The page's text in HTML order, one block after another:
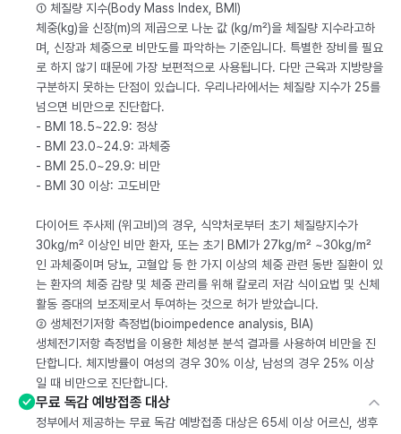
① 체질량 지수(Body Mass Index, BMI)
체중(kg)을 신장(m)의 제곱으로 나눈 값 (kg/m²)을 체질량 지수라고하
며, 신장과 체중으로 비만도를 파악하는 기준입니다. 특별한 장비를 필요
로 하지 않기 때문에 가장 보편적으로 사용됩니다. 다만 근육과 지방량을
구분하지 못하는 단점이 있습니다. 우리나라에서는 체질량 지수가 25를
넘으면 비만으로 진단합다.
- BMI 18.5~22.9: 정상
- BMI 23.0~24.9: 과체중
- BMI 25.0~29.9: 비만
- BMI 30 이상: 고도비만
다이어트 주사제 (위고비)의 경우, 식약처로부터 초기 체질량지수가
30kg/m² 이상인 비만 환자, 또는 초기 BMI가 27kg/m² ~30kg/m²
인 과체중이며 당뇨, 고혈압 등 한 가지 이상의 체중 관련 동반 질환이 있
는 환자의 체중 감량 및 체중 관리를 위해 칼로리 저감 식이요법 및 신체
활동 증대의 보조제로서 투여하는 것으로 허가 받았습니다.
② 생체전기저항 측정법(bioimpedence analysis, BIA)
생체전기저항 측정법을 이용한 체성분 분석 결과를 사용하여 비만을 진
단합니다. 체지방률이 여성의 경우 30% 이상, 남성의 경우 25% 이상
일 때 비만으로 진단합니다.
무료 독감 예방접종 대상
정부에서 제공하는 무료 독감 예방접종 대상은 65세 이상 어르신, 생후